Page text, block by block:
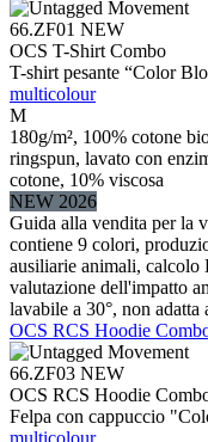
66.ZF01 NEW
OCS T-Shirt Combo
T-shirt pesante “Color
multicolour
M
180g/m², 100% cotone
ringspun, lavato con
cotone, 10% viscosa
NEW 2026
Guida alla vendita per la
contiene 9 colori,
ausiliarie animali, calcolo
valutazione dell'impatto
lavabile a 30°, non adatta
OCS RCS Hoodie
66.ZF03 NEW
OCS RCS Hoodie
Felpa con cappuccio
multicolour